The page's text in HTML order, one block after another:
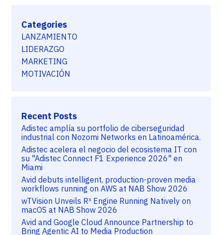
Categories
LANZAMIENTO
LIDERAZGO
MARKETING
MOTIVACIÓN
Recent Posts
Adistec amplía su portfolio de ciberseguridad
industrial con Nozomi Networks en Latinoamérica.
Adistec acelera el negocio del ecosistema IT con
su "Adistec Connect F1 Experience 2026" en
Miami
Avid debuts intelligent, production-proven media
workflows running on AWS at NAB Show 2026
wTVision Unveils R³ Engine Running Natively on
macOS at NAB Show 2026
Avid and Google Cloud Announce Partnership to
Bring Agentic AI to Media Production